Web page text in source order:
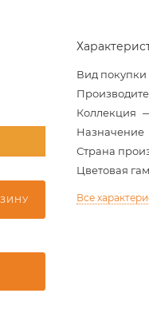
Вид покупки
Коллекция
Назначение
Страна
Цветовая
Все